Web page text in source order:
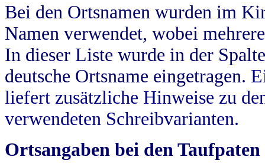
Bei den Ortsnamen wurden im
Namen verwendet, wobei
In dieser Liste wurde in der
deutsche Ortsname eingetragen.
liefert zusätzliche Hinweise zu
verwendeten Schreibvarianten.
Ortsangaben bei den Taufpaten